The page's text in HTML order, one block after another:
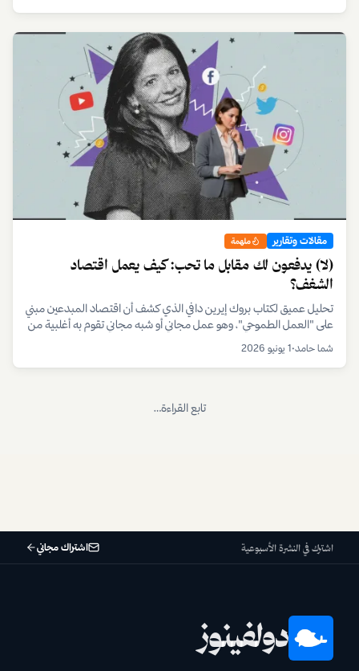
مقالات وتقارير ملهمة
(لا) يدفعون لك مقابل ما تحب: كيف يعمل اقتصاد
الشغف؟
تحليل عميق لكتاب بروك إيرين دافي الذي كشف أن اقتصاد المبدعين مبني
على "العمل الطموحي"، وهو عمل مجاني أو شبه مجاني تقوم به أغلبية من
التجارية الكبرى.
شما حامد•1 يونيو 2026
تابع القراءة…
اشترك في النشرة الأسبوعية اشتراك مجاني
دولفينوز